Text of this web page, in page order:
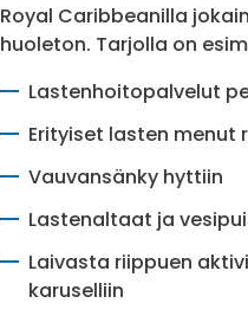
Royal Caribbeanilla
huoleton. Tarjolla on
Lastenhoitopalvelut
Erityiset lasten menut
Vauvansänky hyttiin
Lastenaltaat ja
Laivasta riippuen
karuselliin